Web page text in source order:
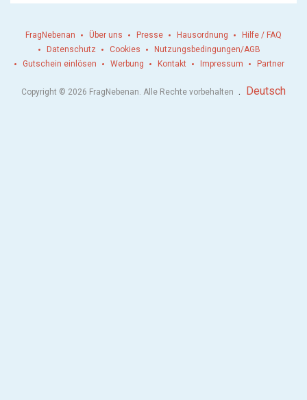
FragNebenan Über uns Presse Hausordnung
Hilfe / FAQ
Datenschutz
Cookies
Nutzungsbedingungen/AGB
Gutschein einlösen
Werbung Kontakt Impressum Partner
Copyright © 2026 FragNebenan. Alle Rechte vorbehalten . Deutsch